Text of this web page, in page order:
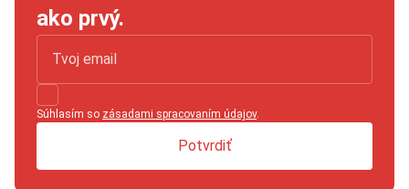
ako prvý.
Súhlasím so zásadami spracovaním údajov.
Potvrdiť